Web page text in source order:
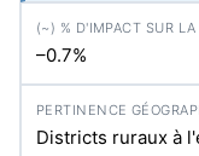
–0.7%
Districts ruraux à